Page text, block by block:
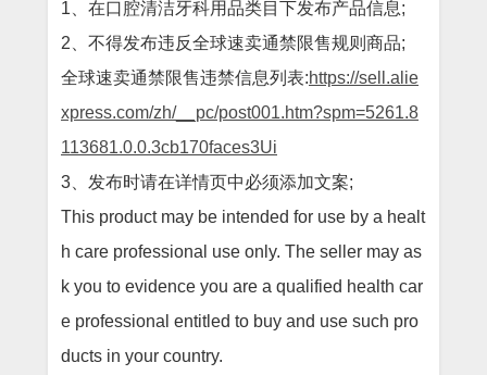
1、在口腔清洁牙科用品类目下发布产品信息;
2、不得发布违反全球速卖通禁限售规则商品;
全球速卖通禁限售违禁信息列表:https://sell.alie
xpress.com/zh/__pc/post001.htm?spm=5261.8
113681.0.0.3cb170faces3Ui
3、发布时请在详情页中必须添加文案;
This product may be intended for use by a healt
h care professional use only. The seller may as
k you to evidence you are a qualified health car
e professional entitled to buy and use such pro
ducts in your country.